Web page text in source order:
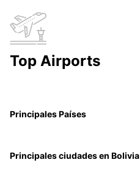
Top Airports
Principales Países
Principales ciudades en Bolivia